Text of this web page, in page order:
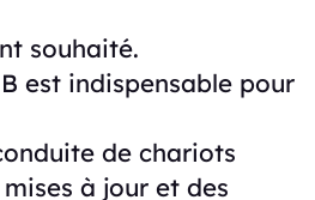
souhaité.
est indispensable pour
de chariots
à jour et des